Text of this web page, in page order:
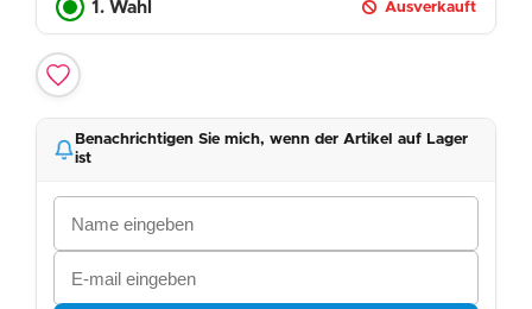
1. Wahl Ausverkauft
Benachrichtigen Sie mich, wenn der Artikel auf Lager
ist